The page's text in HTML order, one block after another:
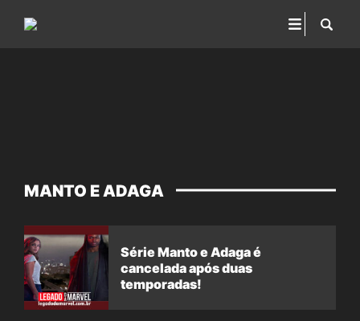
MANTO E ADAGA
Série Manto e Adaga é
cancelada após duas
temporadas!